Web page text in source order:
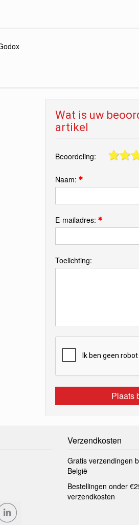
Wat is uw
artikel
Beoordeling:
Naam:
E-mailadres:
Toelichting:
Plaats
Verzendkosten
Gratis verzendingen
België
Bestellingen onder
verzendkosten